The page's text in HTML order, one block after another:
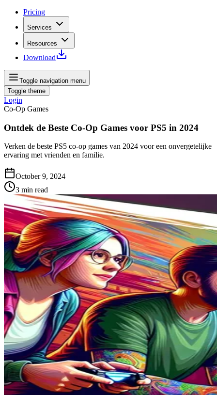
Pricing
Services
Resources
Download
Toggle navigation menu
Toggle theme
Login
Co-Op Games
Ontdek de Beste Co-Op Games voor PS5 in 2024
Verken de beste PS5 co-op games van 2024 voor een onvergetelijke
ervaring met vrienden en familie.
October 9, 2024
3 min read